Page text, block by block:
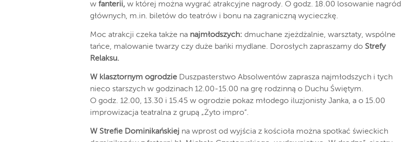
w fanterii, w której można wygrać atrakcyjne nagrody. O godz. 18.00 losowanie nagród
głównych, m.in. biletów do teatrów i bonu na zagraniczną wycieczkę.
Moc atrakcji czeka także na najmłodszych: dmuchane zjeżdżalnie, warsztaty, wspólne
tańce, malowanie twarzy czy duże bańki mydlane. Dorosłych zapraszamy do Strefy
Relaksu.
W klasztornym ogrodzie Duszpasterstwo Absolwentów zaprasza najmłodszych i tych
nieco starszych w godzinach 12.00-15.00 na grę rodzinną o Duchu Świętym.
O godz. 12.00, 13.30 i 15.45 w ogrodzie pokaz młodego iluzjonisty Janka, a o 15.00
improwizacja teatralna z grupą „Żyto impro”.
W Strefie Dominikańskiej na wprost od wyjścia z kościoła można spotkać świeckich